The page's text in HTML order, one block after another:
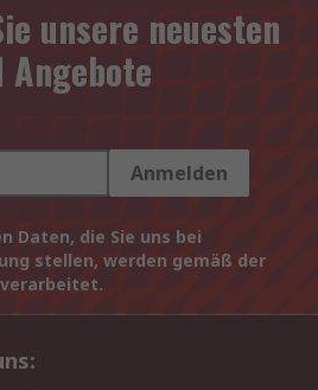
unsere neuesten
Anmelden
Daten, die Sie uns bei
stellen, werden gemäß der
verarbeitet.